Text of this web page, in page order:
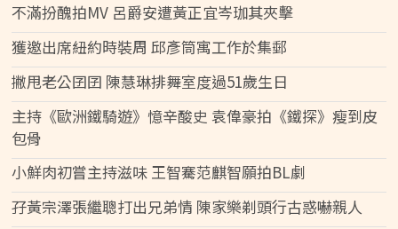
不滿扮醜拍MV 呂爵安遭黃正宜岑珈其夾擊
獲邀出席紐約時裝周 邱彥筒寓工作於集郵
撇甩老公囝囝 陳慧琳排舞室度過51歲生日
主持《歐洲鐵騎遊》憶辛酸史 袁偉豪拍《鐵探》瘦到皮
包骨
小鮮肉初嘗主持滋味 王智騫范麒智願拍BL劇
孖黃宗澤張繼聰打出兄弟情 陳家樂剃頭行古惑嚇親人